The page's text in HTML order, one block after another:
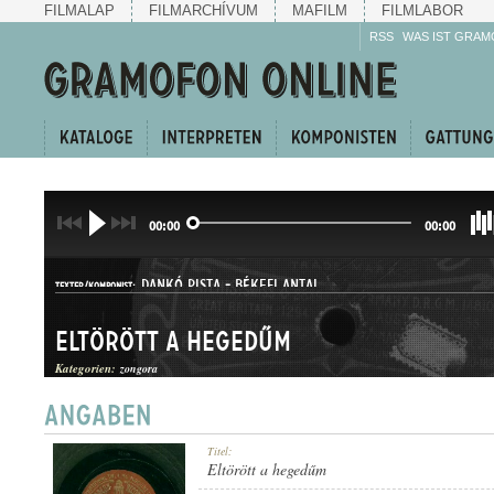
FILMALAP FILMARCHÍVUM MAFILM FILMLABOR
RSS WAS IST
00:00 00:00
TEXTER/KOMPONIST: DANKÓ PISTA-BÉKEFI ANTAL
HALLGATÓ
Eltörött a hegedűm
Kategorien: zongora
Titel:
Eltörött a hegedűm